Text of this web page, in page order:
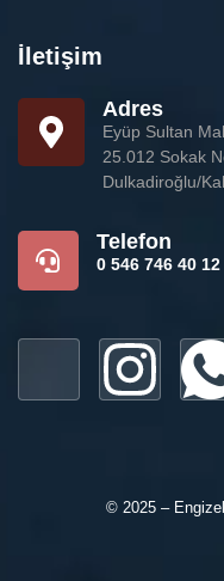
İletişim
Adres
Eyüp Sultan
25.012 Sokak
Dulkadiroğlu/
Telefon
0 546 746 40 12
© 2025 –